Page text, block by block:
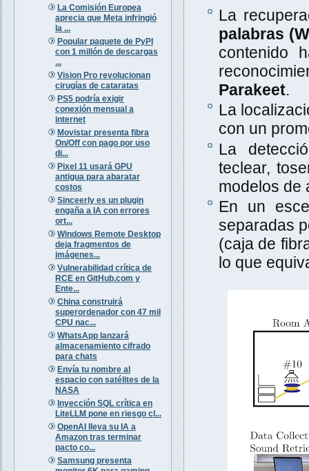
La Comisión Europea
aprecia que Meta infringió
la ...
Popular paquete de PyPI
con 1 millón de descargas
...
Vision Pro revolucionan
cirugías de cataratas
PS5 podría exigir
conexión mensual a
internet
Movistar presenta fibra
On/Off con pago por uso
di...
Pixel 11 usará GPU
antigua para abaratar
costos
Sinceerly es un plugin
engaña a IA con errores
ort...
Windows Remote Desktop
deja fragmentos de
imágenes...
Vulnerabilidad crítica de
RCE en GitHub.com y
Ente...
China construirá
superordenador con 47 mil
CPU nac...
WhatsApp lanzará
almacenamiento cifrado
para chats
Envía tu nombre al
espacio con satélites de la
NASA
Inyección SQL crítica en
LiteLLM pone en riesgo cl...
OpenAI lleva su IA a
Amazon tras terminar
pacto co...
Samsung presenta
La
palabras
contenido
Parakeet.
La
con un
La
teclear,
modelos de
En un
separadas
(caja de
lo que